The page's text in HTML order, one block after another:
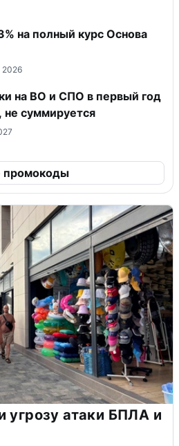
на полный курс Основа
2026
на ВО и СПО в первый год
не суммируется
промокоды
угрозу атаки БПЛА и